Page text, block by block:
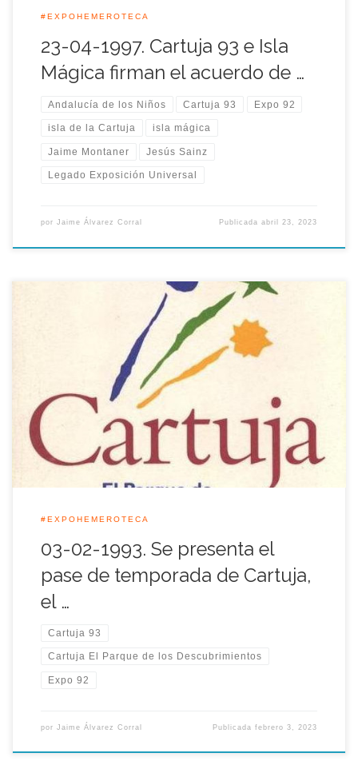
#EXPOHEMEROTECA
23-04-1997. Cartuja 93 e Isla
Mágica firman el acuerdo de …
Andalucía de los Niños Cartuja 93 Expo 92
isla de la Cartuja isla mágica
Jaime Montaner Jesús Sainz
Legado Exposición Universal
por Jaime Álvarez Corral Publicadaabril 23, 2023
El equivalente al pase de temporada de la Expo que presentó
el Parque Temático de la Isla de la Cartuja aquel día, se dio a
conocer como abono para que nadie pudiera asociarlo a las
polémicas que rodearon el cuadro de tarifas de la Muestra
Universal. El pase de temporada […]
#EXPOHEMEROTECA
03-02-1993. Se presenta el
pase de temporada de Cartuja,
el …
Cartuja 93
Cartuja El Parque de los Descubrimientos
Expo 92
por Jaime Álvarez Corral Publicadafebrero 3, 2023